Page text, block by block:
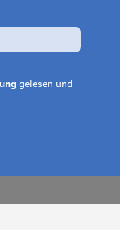
gelesen und